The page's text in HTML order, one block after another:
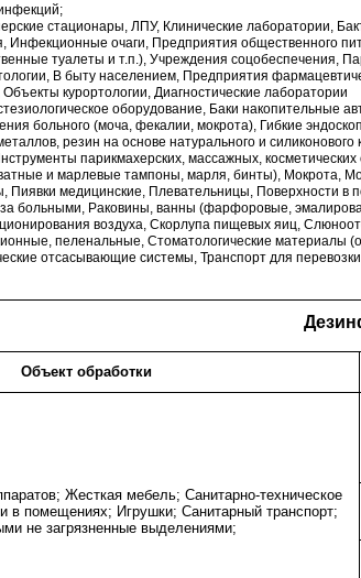
стационары, ЛПУ, Клинические лаборатории,
очаги, Предприятия общественного
туалеты и т.п.), Учреждения соцобеспечения,
В быту населением, Предприятия
курортологии, Диагностические лаборатории
оборудование, Баки накопительные
больного (моча, фекалии, мокрота), Гибкие
резин на основе натурального и
парикмахерских, массажных,
и марлевые тампоны, марля, бинты), Мокрота,
Пиявки медицинские, Плевательницы, Поверхности
больными, Раковины, ванны (фарфоровые,
воздуха, Скорлупа пищевых яиц,
пеленальные, Стоматологические материалы
отсасывающие системы, Транспорт для
Объект обработки
Жесткая мебель; Санитарно-техническое
в помещениях; Игрушки; Санитарный транспорт;
не загрязненные выделениями;